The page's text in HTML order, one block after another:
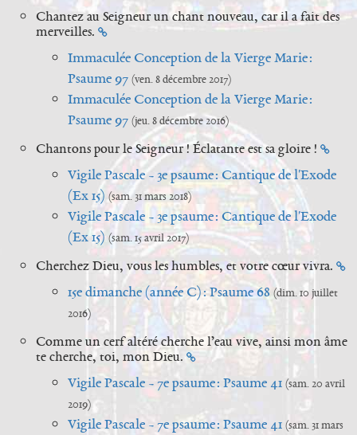
Chantez au Seigneur un chant nouveau, car il a fait des
merveilles.
Immaculée Conception de la Vierge Marie :
Psaume 97 (ven. 8 décembre 2017)
Immaculée Conception de la Vierge Marie :
Psaume 97 (jeu. 8 décembre 2016)
Chantons pour le Seigneur ! Éclatante est sa gloire !
Vigile Pascale - 3e psaume : Cantique de l'Exode
(Ex 15) (sam. 31 mars 2018)
Vigile Pascale - 3e psaume : Cantique de l'Exode
(Ex 15) (sam. 15 avril 2017)
Cherchez Dieu, vous les humbles, et votre cœur vivra.
15e dimanche (année C) : Psaume 68 (dim. 10 juillet
2016)
Comme un cerf altéré cherche l’eau vive, ainsi mon âme
te cherche, toi, mon Dieu.
Vigile Pascale - 7e psaume : Psaume 41 (sam. 20 avril
2019)
Vigile Pascale - 7e psaume : Psaume 41 (sam. 31 mars